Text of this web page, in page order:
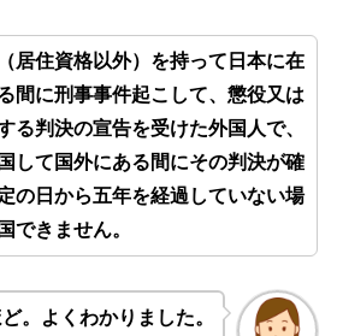
居住資格以外）を持って日本に在
間に刑事事件起こして、懲役又は
る判決の宣告を受けた外国人で、
して国外にある間にその判決が確
の日から五年を経過していない場
できません。
。よくわかりました。